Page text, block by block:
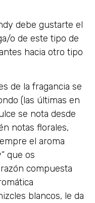
debe gustarte el
o de este tipo de
hacia otro tipo
de la fragancia se
(las últimas en
se nota desde
notas florales,
el aroma
que os
compuesta
blancos, le da